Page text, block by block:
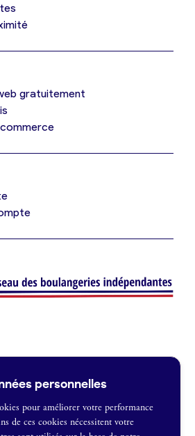
boulangerie (gratuit)
gratuitement
être recontacté
personnelles
pour améliorer votre performance
de ces cookies nécessitent votre